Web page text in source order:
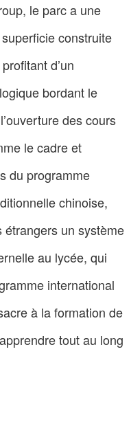
le parc a une
construite
d’un
bordant le
des cours
le cadre et
du programme
chinoise,
étrangers un système
au lycée, qui
international
à la formation de
tout au long